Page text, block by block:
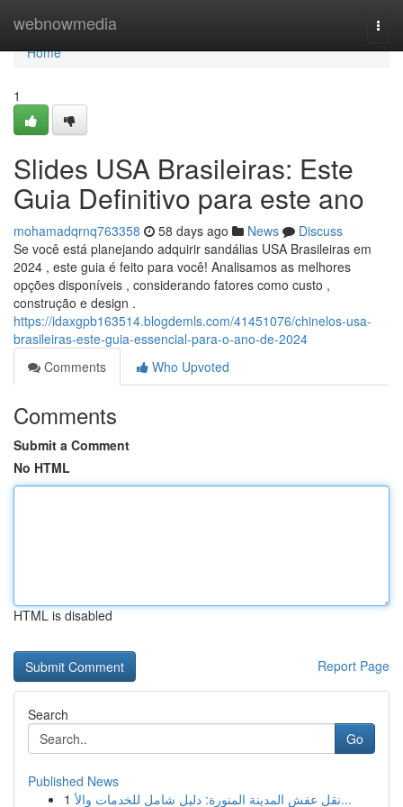
webnowmedia
Home
Home
1
Slides USA Brasileiras: Este
Guia Definitivo para este ano
mohamadqrnq763358 58 days ago News
Discuss
Se você está planejando adquirir sandálias USA Brasileiras em
2024 , este guia é feito para você! Analisamos as melhores
opções disponíveis , considerando fatores como custo ,
construção e design .
https://idaxgpb163514.blogdemls.com/41451076/chinelos-usa-
brasileiras-este-guia-essencial-para-o-ano-de-2024
Comments
Who Upvoted
Comments
Submit a Comment
No HTML
HTML is disabled
Report Page
Search
Go
Published News
1
نقل عفش المدينة المنورة: دليل شامل للخدمات والأ...